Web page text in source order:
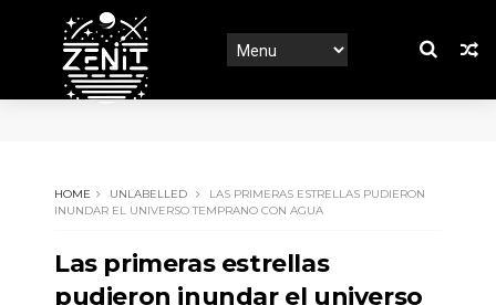
HOME UNLABELLED
LAS PRIMERAS ESTRELLAS PUDIERON
INUNDAR EL UNIVERSO TEMPRANO CON AGUA
Las primeras estrellas
pudieron inundar el universo